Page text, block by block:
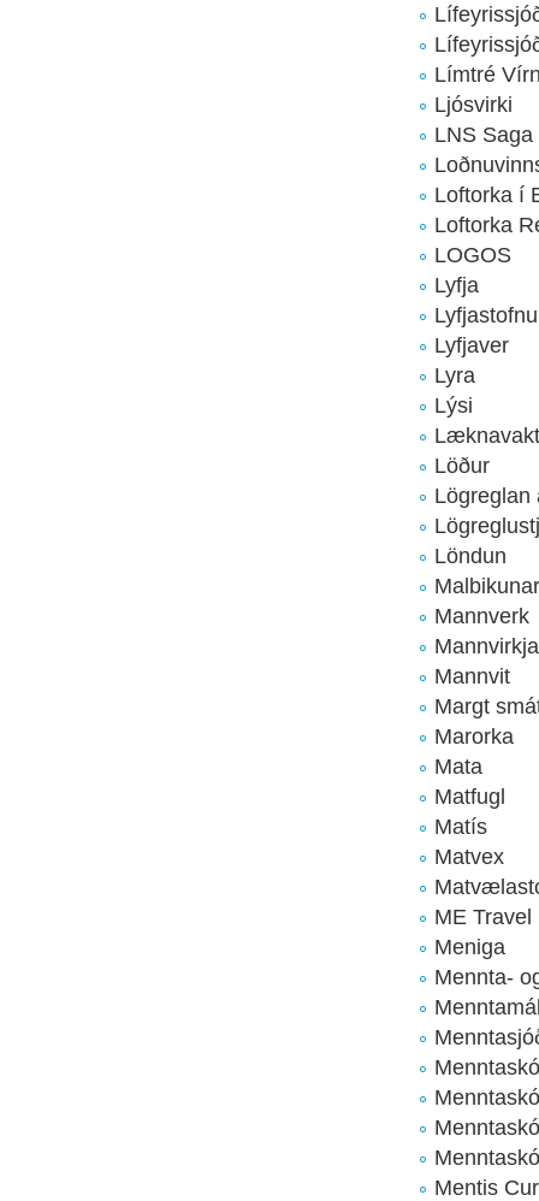
Límtré
Ljósvirki
LNS Saga
Loftorka í
Loftorka
LOGOS
Lyfja
Lyfjaver
Lyra
Lýsi
Löður
Löndun
Mannverk
Mannvit
Margt
Marorka
Mata
Matfugl
Matís
Matvex
ME Travel
Meniga
Mennta-
Mentis